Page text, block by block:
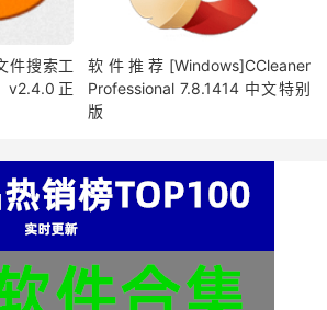
件搜索工
v2.4.0正
软件推荐[Windows]CCleaner
Professional 7.8.1414 中文特别
版